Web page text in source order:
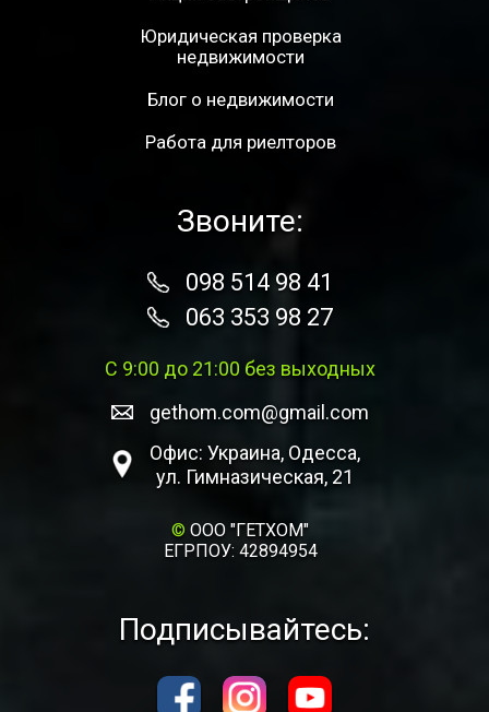
Юридическая проверка
недвижимости
Блог о недвижимости
Работа для риелторов
Звоните:
098 514 98 41
063 353 98 27
С 9:00 до 21:00 без выходных
gethom.com@gmail.com
Офис: Украина, Одесса,
ул. Гимназическая, 21
© ООО "ГЕТХОМ"
ЕГРПОУ: 42894954
Подписывайтесь: